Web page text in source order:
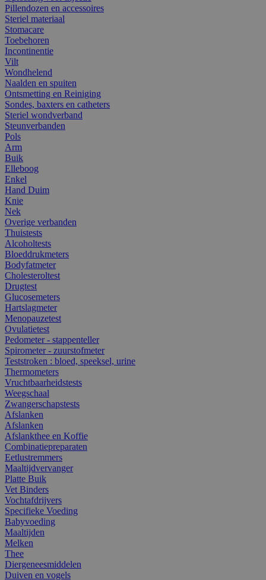
Pillendozen en accessoires
Steriel materiaal
Stomacare
Toebehoren
Incontinentie
Vilt
Wondhelend
Naalden en spuiten
Ontsmetting en Reiniging
Sondes, baxters en catheters
Steriel wondverband
Steunverbanden
Pols
Arm
Buik
Elleboog
Enkel
Hand Duim
Knie
Nek
Overige verbanden
Thuistests
Alcoholtests
Bloeddrukmeters
Bodyfatmeter
Cholesteroltest
Drugtest
Glucosemeters
Hartslagmeter
Menopauzetest
Ovulatietest
Pedometer - stappenteller
Spirometer - zuurstofmeter
Teststroken : bloed, speeksel, urine
Thermometers
Vruchtbaarheidstests
Weegschaal
Zwangerschapstests
Afslanken
Afslanken
Afslankthee en Koffie
Combinatiepreparaten
Eetlustremmers
Maaltijdvervanger
Platte Buik
Vet Binders
Vochtafdrijvers
Specifieke Voeding
Babyvoeding
Maaltijden
Melken
Thee
Diergeneesmiddelen
Duiven en vogels